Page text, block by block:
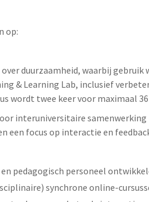
op:
duurzaamheid, waarbij gebruik
& Learning Lab, inclusief
wordt twee keer voor maximaal
interuniversitaire samenwerking
een focus op interactie en
pedagogisch personeel
synchrone online-